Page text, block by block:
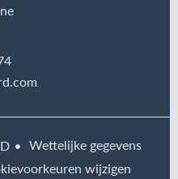
Wettelijke gegevens
wijzigen